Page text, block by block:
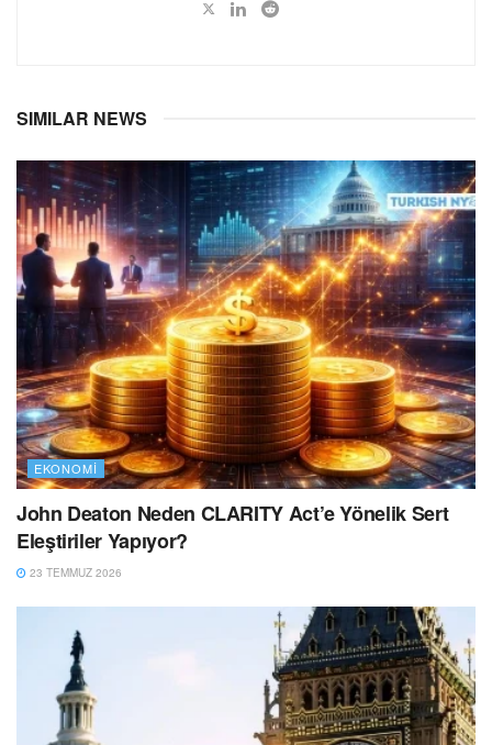
SIMILAR NEWS
EKONOMI
John Deaton Neden CLARITY Act’e Yönelik Sert
Eleştiriler Yapıyor?
23 TEMMUZ 2026